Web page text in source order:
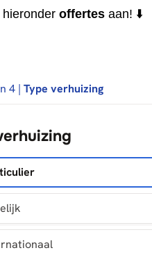
hieronderoffertes aan! ⬇️